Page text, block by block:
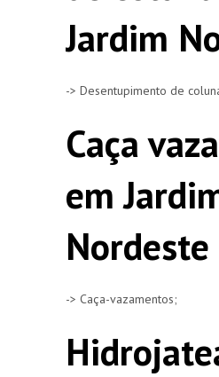
Jardim
-> Desentupimento de
Caça
em
Nordeste
-> Caça-vazamentos;